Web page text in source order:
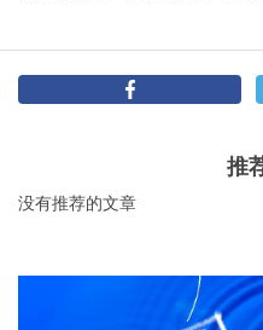
推
没有推荐的文章